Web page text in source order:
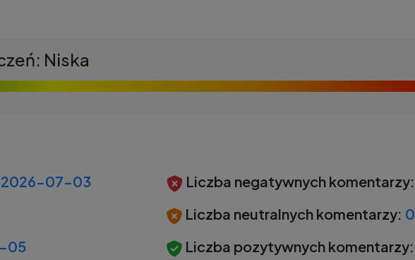
Niska
2026-07-03
05
Liczba negatywnych komentarzy:
Liczba neutralnych komentarzy: 0
Liczba pozytywnych komentarzy: